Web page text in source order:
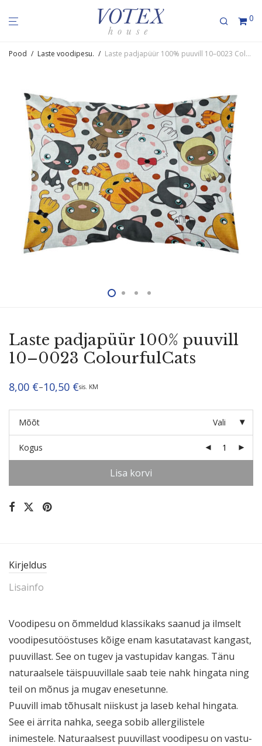
0
Pood / Laste voodipesu. / Laste padjapüür 100% puuvill 10–0023 ColourfulCats
Laste padjapüür 100% puuvill
10–0023 ColourfulCats
8,00 €–10,50 €
Hinnavahemik: sis. KM
Mõõt Vali
Kogus
Lisa korvi
Kirjeldus
Lisainfo
Voodipesu on õmmeldud klassikaks saanud ja ilmselt
voodi­pe­su­töös­tuses kõige enam kasuta­tavast kangast,
puuvillast. See on tugev ja vastu­pidav kangas. Tänu
naturaalsele täispuu­villale saab teie nahk hingata ning
teil on mõnus ja mugav enesetunne.
Puuvill imab tõhusalt niiskust ja laseb kehal hingata.
See ei ärrita nahka, seega sobib aller­gi­listele
inimestele. Naturaalsest puuvillast voodipesu on vastu­